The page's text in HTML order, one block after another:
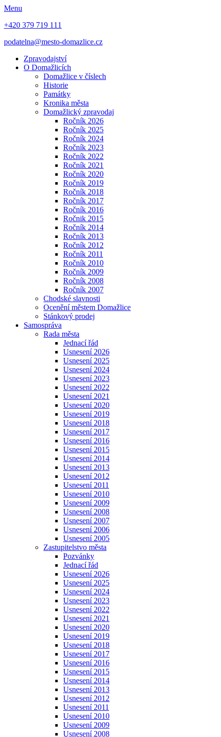
Menu
+420 379 719 111
podatelna@mesto-domazlice.cz
Zpravodajství
O Domažlicích
Domažlice v číslech
Historie
Památky
Kronika města
Domažlický zpravodaj
Ročník 2026
Ročník 2025
Ročník 2024
Ročník 2023
Ročník 2022
Ročník 2021
Ročník 2020
Ročník 2019
Ročník 2018
Ročník 2017
Ročník 2016
Ročnik 2015
Ročník 2014
Ročník 2013
Ročník 2012
Ročník 2011
Ročník 2010
Ročník 2009
Ročník 2008
Ročník 2007
Chodské slavnosti
Ocenění městem Domažlice
Stánkový prodej
Samospráva
Rada města
Jednací řád
Usnesení 2026
Usnesení 2025
Usnesení 2024
Usnesení 2023
Usnesení 2022
Usnesení 2021
Usnesení 2020
Usnesení 2019
Usnesení 2018
Usnesení 2017
Usnesení 2016
Usnesení 2015
Usnesení 2014
Usnesení 2013
Usnesení 2012
Usnesení 2011
Usnesení 2010
Usnesení 2009
Usnesení 2008
Usnesení 2007
Usnesení 2006
Usnesení 2005
Zastupitelstvo města
Pozvánky
Jednací řád
Usnesení 2026
Usnesení 2025
Usnesení 2024
Usnesení 2023
Usnesení 2022
Usnesení 2021
Usnesení 2020
Usnesení 2019
Usnesení 2018
Usnesení 2017
Usnesení 2016
Usnesení 2015
Usnesení 2014
Usnesení 2013
Usnesení 2012
Usnesení 2011
Usnesení 2010
Usnesení 2009
Usnesení 2008